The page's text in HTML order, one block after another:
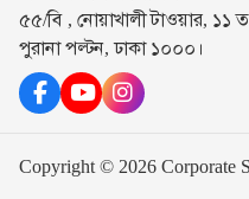
৫৫/বি , নোয়াখালী টাওয়ার, ১১
পুরানা পল্টন, ঢাকা ১০০০।
Copyright © 2026 Corporate